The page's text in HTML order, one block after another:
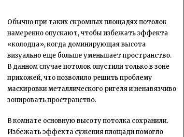
Обычно при таких скромных площадях потолок
намеренно опускают, чтобы избежать эффекта
«колодца», когда доминирующая высота
визуально еще больше уменьшает пространство.
В данном случае потолок опустили только в зоне
прихожей, что позволило решить проблему
маскировки металлического ригеля и ненавязчиво
зонировать пространство.
В комнате основную высоту потолка сохранили.
Избежать эффекта сужения площади помогло